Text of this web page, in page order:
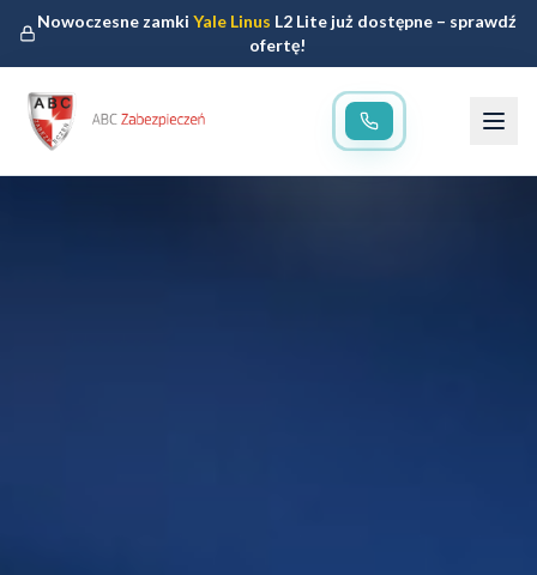
Nowoczesne zamkiYale Linus L2 Lite już dostępne – sprawdź
ofertę!